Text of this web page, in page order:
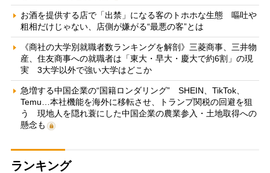
お酒を提供する店で「出禁」になる客のトホホな生態 嘔吐や
粗相だけじゃない、店側が嫌がる“最悪の客”とは
《商社の大学別就職者数ランキングを解剖》三菱商事、三井物
産、住友商事への就職者は「東大・早大・慶大で約6割」の現
実 3大学以外で強い大学はどこか
急増する中国企業の“国籍ロンダリング” SHEIN、TikTok、
Temu…本社機能を海外に移転させ、トランプ関税の回避を狙
う 現地人を隠れ蓑にした中国企業の農業参入・土地取得への
懸念も
ランキング